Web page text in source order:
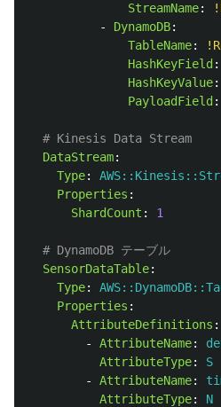
StreamName:
-
DynamoDB:
TableName:
HashKeyField :
HashKeyValue:
PayloadField :
# Kinesis Data Stream
DataStream:
Type:
Properties :
ShardCount : 1
# DynamoDB テーブル
SensorDataTable:
Type:
Properties :
AttributeDefinitions :
-
AttributeName:
AttributeType:
S
-
AttributeName:
AttributeType:
N